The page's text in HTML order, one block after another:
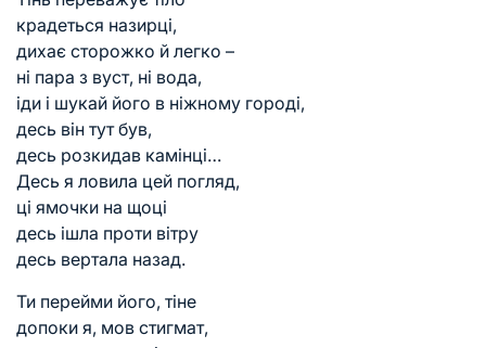
крадеться назирці,
дихає сторожко й легко –
ні пара з вуст, ні вода,
іди і шукай його в ніжному городі,
десь він тут був,
десь розкидав камінці…
Десь я ловила цей погляд,
ці ямочки на щоці
десь ішла проти вітру
десь вертала назад.
Ти перейми його, тіне
допоки я, мов стигмат,